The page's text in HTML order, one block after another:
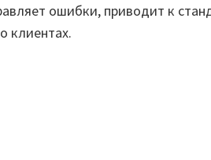
ошибки, приводит к
клиентах.